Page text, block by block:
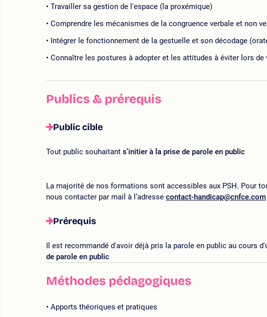
Travailler sa gestion de l'espace (la proxémique)
Comprendre les mécanismes de la congruence verbale et non
Intégrer le fonctionnement de la gestuelle et son décodage
Connaître les postures à adopter et les attitudes à éviter lors
Publics & prérequis
Public cible
Tout public souhaitant s'initier à la prise de parole en public
La majorité de nos formations sont accessibles aux PSH. Pour
nous contacter par mail à l’adresse contact-handicap@cnfce.com
Prérequis
Il est recommandé d'avoir déjà pris la parole en public au cours
de parole en public
Méthodes pédagogiques
Apports théoriques et pratiques